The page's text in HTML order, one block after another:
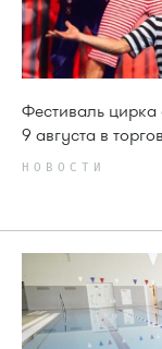
Фестиваль
9 августа в
НОВОСТИ